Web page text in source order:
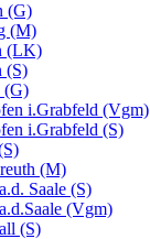
(G)
(M)
(LK)
(S)
(G)
i.Grabfeld (Vgm)
i.Grabfeld (S)
(M)
Saale (S)
(Vgm)
(S)